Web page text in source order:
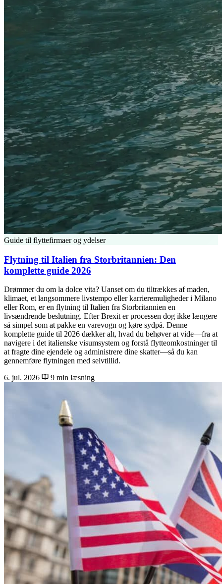
Guide til flyttefirmaer og ydelser
Flytning til Italien fra Storbritannien: Den
komplette guide 2026
Drømmer du om la dolce vita? Uanset om du tiltrækkes af maden,
klimaet, et langsommere livstempo eller karrieremuligheder i Milano
eller Rom, er en flytning til Italien fra Storbritannien en
livsændrende beslutning. Efter Brexit er processen dog ikke længere
så simpel som at pakke en varevogn og køre sydpå. Denne
komplette guide til 2026 dækker alt, hvad du behøver at vide—fra at
navigere i det italienske visumsystem og forstå flytteomkostninger til
at fragte dine ejendele og administrere dine skatter—så du kan
gennemføre flytningen med selvtillid.
6. jul. 2026
9 min læsning